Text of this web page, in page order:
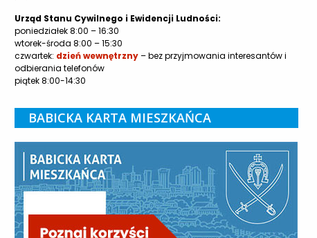
Urząd Stanu Cywilnego i Ewidencji Ludności:
poniedziałek 8:00 – 16:30
wtorek-środa 8:00 – 15:30
czwartek: dzień wewnętrzny– bez przyjmowania interesantów i
odbierania telefonów
piątek 8:00-14:30
BABICKA KARTA MIESZKAŃCA